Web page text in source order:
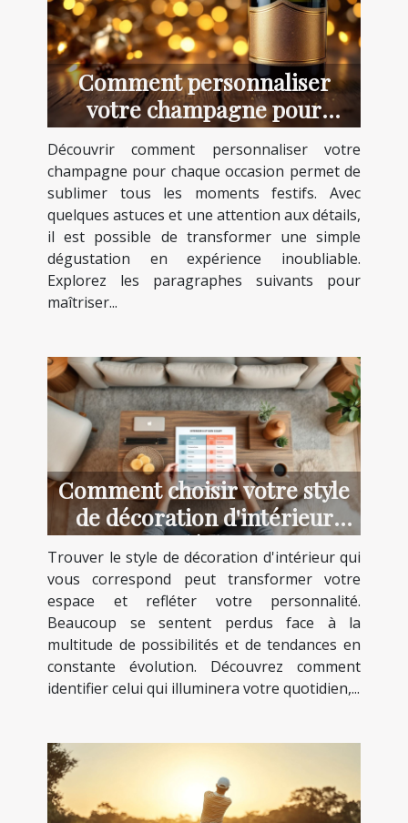
Comment personnaliser
votre champagne pour
chaque occasion ?
Découvrir comment personnaliser votre
champagne pour chaque occasion permet de
sublimer tous les moments festifs. Avec
quelques astuces et une attention aux détails,
il est possible de transformer une simple
dégustation en expérience inoubliable.
Explorez les paragraphes suivants pour
maîtriser...
Comment choisir votre style
de décoration d'intérieur
idéal ?
Trouver le style de décoration d'intérieur qui
vous correspond peut transformer votre
espace et refléter votre personnalité.
Beaucoup se sentent perdus face à la
multitude de possibilités et de tendances en
constante évolution. Découvrez comment
identifier celui qui illuminera votre quotidien,...